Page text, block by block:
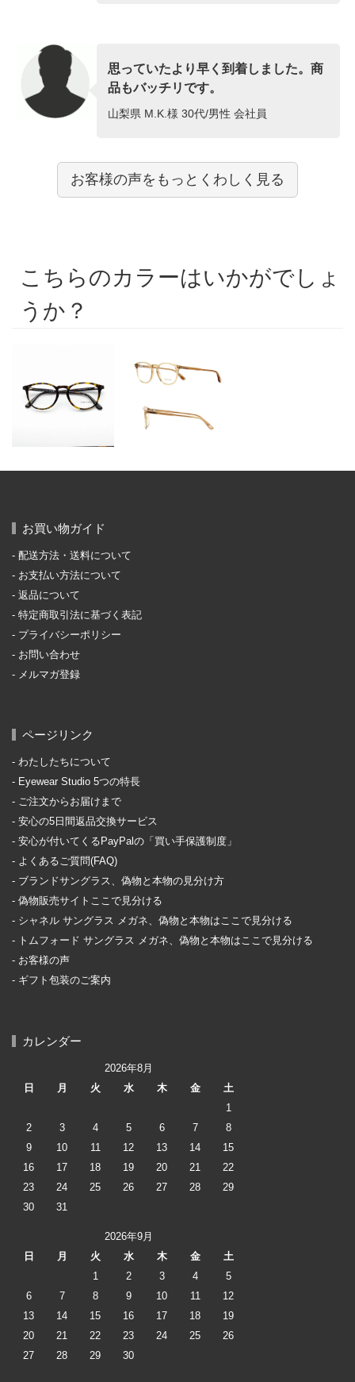
思っていたより早く到着しました。商
品もバッチリです。
山梨県 M.K.様 30代/男性 会社員
お客様の声をもっとくわしく見る
こちらのカラーはいかがでしょ
うか？
お買い物ガイド
配送方法・送料について
お支払い方法について
返品について
特定商取引法に基づく表記
プライバシーポリシー
お問い合わせ
メルマガ登録
ページリンク
わたしたちについて
Eyewear Studio 5つの特長
ご注文からお届けまで
安心の5日間返品交換サービス
安心が付いてくるPayPalの「買い手保護制度」
よくあるご質問(FAQ)
ブランドサングラス、偽物と本物の見分け方
偽物販売サイトここで見分ける
シャネル サングラス メガネ、偽物と本物はここで見分ける
トムフォード サングラス メガネ、偽物と本物はここで見分ける
お客様の声
ギフト包装のご案内
カレンダー
2026年8月
日
月 火 水 木 金
土
1
2
3 4 5 6 7
8
9
10 11 12 13 14
15
16
17 18 19 20 21
22
23
24 25 26 27 28
29
30
31
2026年9月
日
月 火 水 木 金
土
1
2 3 4
5
6
7 8 9 10 11
12
13
14 15 16 17 18
19
20
21 22 23 24 25
26
27
28 29 30